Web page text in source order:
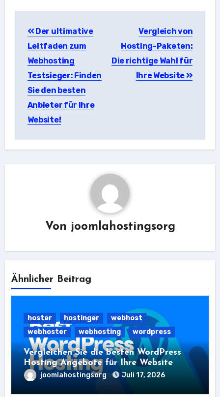
Der ultimative
Leitfaden zum
Webhosting
Testsieger: Finden
Sie den besten
Anbieter für Ihre
Website!
Vergleich von
Hosting-Paketen:
Die richtige Wahl für
Ihre Website
Von joomlahostingsorg
Ähnlicher Beitrag
hoster hostinger
webhost
webhoster
webhosting wordpress
Vergleichen Sie die besten WordPress
Hosting Angebote für Ihre Website
joomlahostingsorg Juli 17, 2026